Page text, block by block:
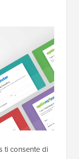
ti consente di